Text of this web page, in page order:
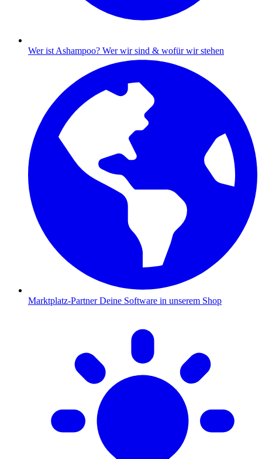
Wer ist Ashampoo? Wer wir sind & wofür wir stehen
Marktplatz-Partner Deine Software in unserem Shop